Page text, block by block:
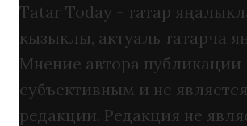
Tatar Today - татар
кызыклы, актуаль татарча
Мнение автора публикации
субъективным и не
редакции. Редакция не